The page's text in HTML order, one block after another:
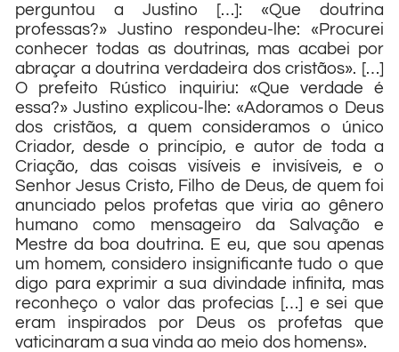
perguntou a Justino […]: «Que doutrina
professas?» Justino respondeu-lhe: «Procurei
conhecer todas as doutrinas, mas acabei por
abraçar a doutrina verdadeira dos cristãos». […]
O prefeito Rústico inquiriu: «Que verdade é
essa?» Justino explicou-lhe: «Adoramos o Deus
dos cristãos, a quem consideramos o único
Criador, desde o princípio, e autor de toda a
Criação, das coisas visíveis e invisíveis, e o
Senhor Jesus Cristo, Filho de Deus, de quem foi
anunciado pelos profetas que viria ao gênero
humano como mensageiro da Salvação e
Mestre da boa doutrina. E eu, que sou apenas
um homem, considero insignificante tudo o que
digo para exprimir a sua divindade infinita, mas
reconheço o valor das profecias […] e sei que
eram inspirados por Deus os profetas que
vaticinaram a sua vinda ao meio dos homens».